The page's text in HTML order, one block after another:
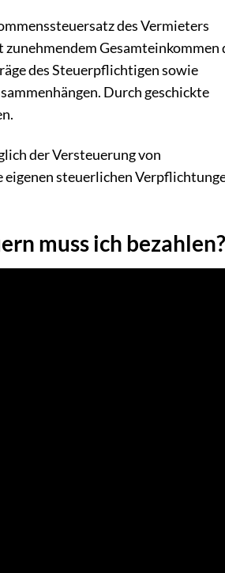
des Vermieters
Gesamteinkommen
des Steuerpflichtigen sowie
Durch geschickte
der Versteuerung von
steuerlichen
muss ich bezahlen?